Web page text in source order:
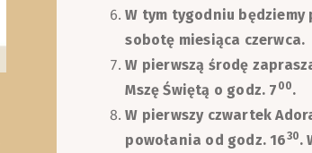
W tym tygodniu
sobotę miesiąca czerwca.
W pierwszą środę
Mszę Świętą o godz. 7 00.
W pierwszy czwartek
powołania od godz. 1630.